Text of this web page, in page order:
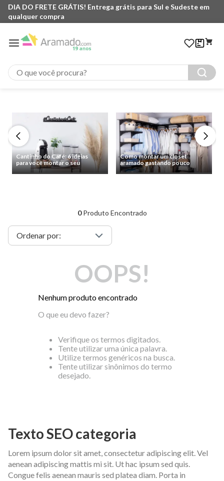
DIA DO FRETE GRÁTIS! Entrega grátis para Sul e Sudeste em
qualquer compra
O que você procura?
Cantinho do Café: 6 ideias
para você montar o seu
Como montar um closet
aramado gastando pouco
0Produto Encontrado
OOPS!
Nenhum produto encontrado
O que eu devo fazer?
Verifique os termos digitados.
Tente utilizar uma única palavra.
Utilize termos genéricos na busca.
Tente utilizar sinônimos do termo
desejado.
Texto SEO categoria
Lorem ipsum dolor sit amet, consectetur adipiscing elit. Vel
aenean adipiscing mattis mi sit. Ut hac ipsum sed quis.
Congue felis aenean mauris sed platea diam. Porta in